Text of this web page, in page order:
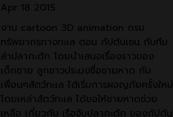
Apr 18 2015
งาน cartoon 3D animation กรม
ทรัพยากรทางทะเล ตอน กัปตันเชน กับทีม
ล่าปลากะตัก โดยนำเสนอเรื่องราวของ
เด็กชาย ลูกชาวประมงชื่อชายหาด กับ
เพื่อนๆสัตว์ทะเล ได้เริ่มการผจญภัยครั้งใหม่
โดยเหล่าสัตว์ทะเล ได้ขอให้ชายหาดช่วย
เหลือ เกี่ยวกับ เรือจับปลากะตัก ของกัปตัน